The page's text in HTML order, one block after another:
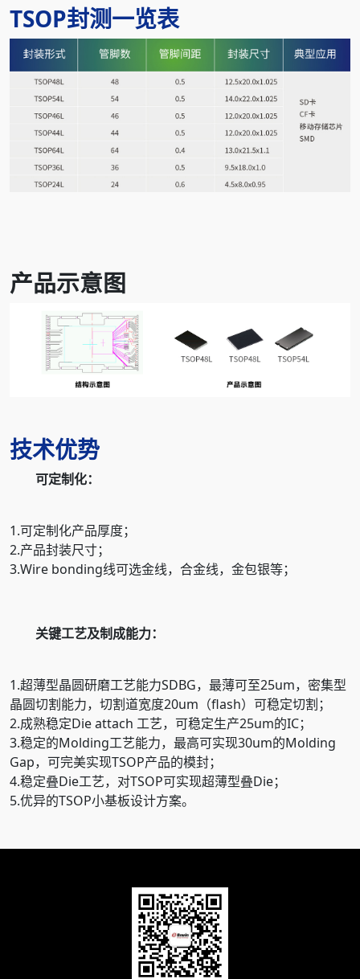
TSOP封测一览表
产品示意图
技术优势
可定制化：
1.可定制化产品厚度；
2.产品封装尺寸；
3.Wire bonding线可选金线，合金线，金包银等；
关键工艺及制成能力：
1.超薄型晶圆研磨工艺能力SDBG，最薄可至25um，密集型
晶圆切割能力，切割道宽度20um（flash）可稳定切割；
2.成熟稳定Die attach 工艺，可稳定生产25um的IC；
3.稳定的Molding工艺能力，最高可实现30um的Molding
Gap，可完美实现TSOP产品的模封；
4.稳定叠Die工艺，对TSOP可实现超薄型叠Die；
5.优异的TSOP小基板设计方案。